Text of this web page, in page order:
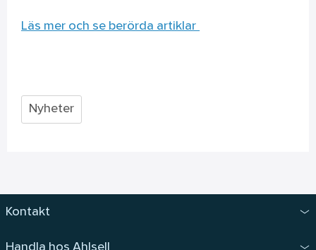
Läs mer och se berörda artiklar
Nyheter
Kontakt
Handla hos Ahlsell